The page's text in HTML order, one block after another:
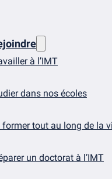
à l’IMT
dans nos écoles
former tout au long de la
un doctorat à l’IMT